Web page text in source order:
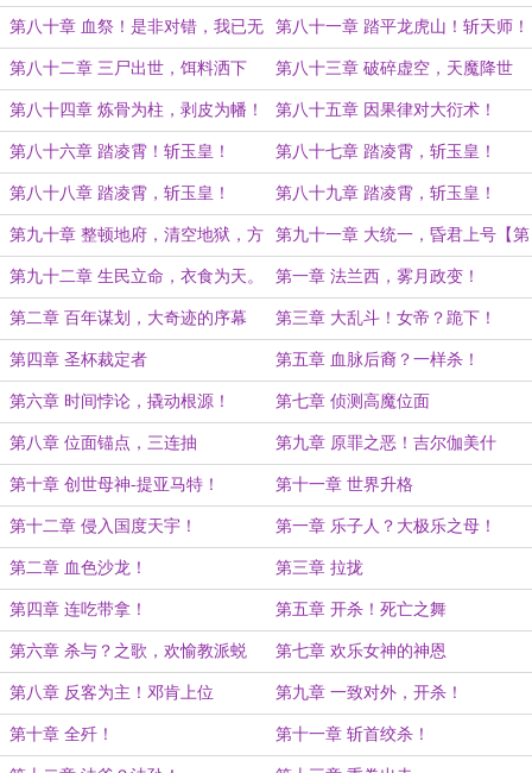
（二）
第八十章 血祭！是非对错，我已无
心过问。
第八十一章 踏平龙虎山！斩天师！
第八十二章 三尸出世，饵料洒下 第八十三章 破碎虚空，天魔降世
第八十四章 炼骨为柱，剥皮为幡！ 第八十五章 因果律对大衍术！
第八十六章 踏凌霄！斩玉皇！
（一）
第八十七章 踏凌霄，斩玉皇！
（二）
第八十八章 踏凌霄，斩玉皇！
（三）
第八十九章 踏凌霄，斩玉皇！
（完）
第九十章 整顿地府，清空地狱，方
便装人
第九十一章 大统一，昏君上号【第
四卷完】
第九十二章 生民立命，衣食为天。 第一章 法兰西，雾月政变！
第二章 百年谋划，大奇迹的序幕 第三章 大乱斗！女帝？跪下！
第四章 圣杯裁定者 第五章 血脉后裔？一样杀！
第六章 时间悖论，撬动根源！ 第七章 侦测高魔位面
第八章 位面锚点，三连抽 第九章 原罪之恶！吉尔伽美什
第十章 创世母神-提亚马特！ 第十一章 世界升格
第十二章 侵入国度天宇！ 第一章 乐子人？大极乐之母！
第二章 血色沙龙！ 第三章 拉拢
第四章 连吃带拿！ 第五章 开杀！死亡之舞
第六章 杀与？之歌，欢愉教派蜕
变！
第七章 欢乐女神的神恩
第八章 反客为主！邓肯上位 第九章 一致对外，开杀！
第十章 全歼！ 第十一章 斩首绞杀！